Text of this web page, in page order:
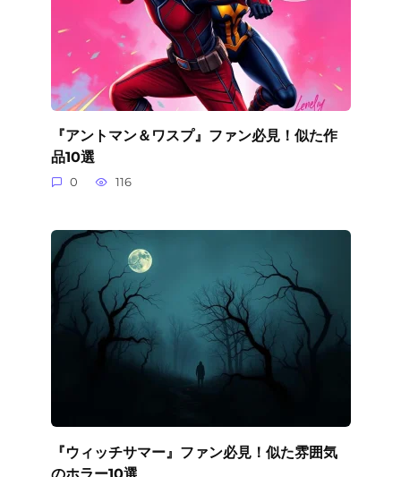
『アントマン＆ワスプ』ファン必見！似た作
品10選
0 116
『ウィッチサマー』ファン必見！似た雰囲気
のホラー10選